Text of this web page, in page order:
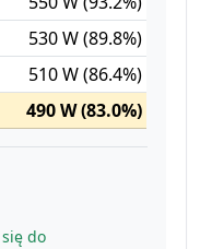
530 W (89.8%)
510 W (86.4%)
490 W (83.0%)
do